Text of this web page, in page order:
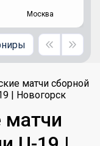
Москва
матчи сборной
| Новогорск
матчи